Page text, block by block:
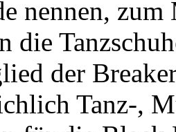
nennen,
die
der
Tanz-,